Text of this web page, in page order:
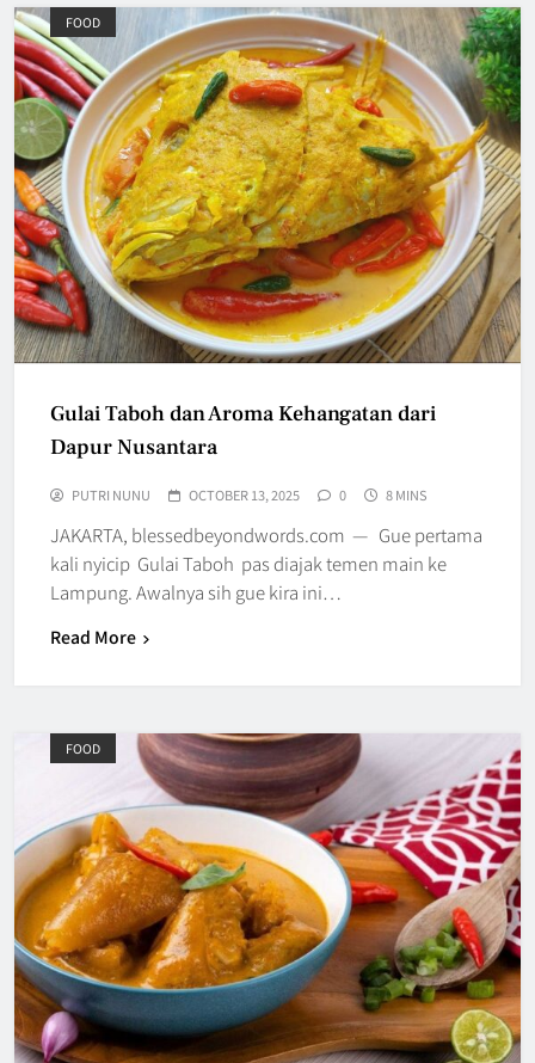
FOOD
Gulai Taboh dan Aroma Kehangatan dari
Dapur Nusantara
PUTRI NUNU OCTOBER 13, 2025 0 8 MINS
JAKARTA, blessedbeyondwords.com — Gue pertama
kali nyicip Gulai Taboh pas diajak temen main ke
Lampung. Awalnya sih gue kira ini…
Read More
FOOD